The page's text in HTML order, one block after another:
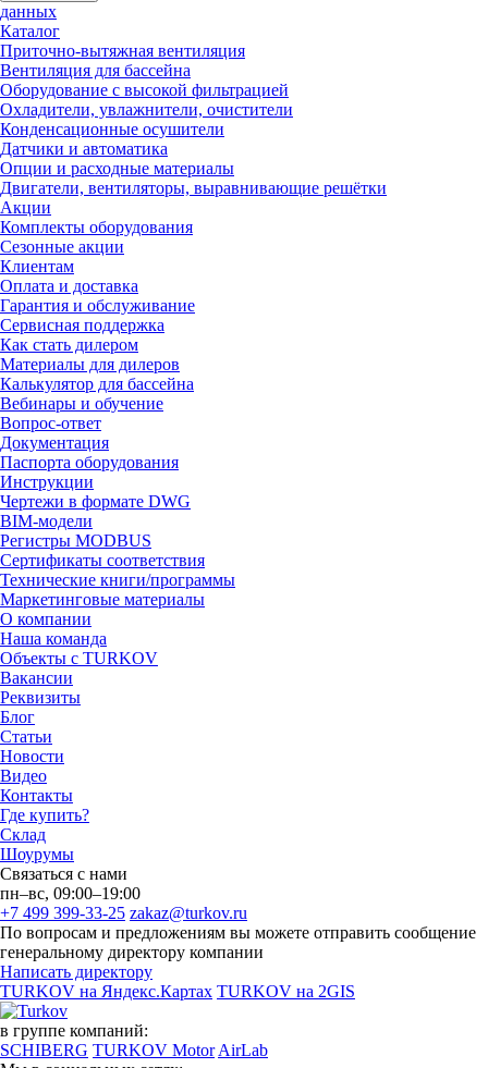
данных
Каталог
Приточно-вытяжная вентиляция
Вентиляция для бассейна
Оборудование с высокой фильтрацией
Охладители, увлажнители, очистители
Конденсационные осушители
Датчики и автоматика
Опции и расходные материалы
Двигатели, вентиляторы, выравнивающие решётки
Акции
Комплекты оборудования
Сезонные акции
Клиентам
Оплата и доставка
Гарантия и обслуживание
Сервисная поддержка
Как стать дилером
Материалы для дилеров
Калькулятор для бассейна
Вебинары и обучение
Вопрос-ответ
Документация
Паспорта оборудования
Инструкции
Чертежи в формате DWG
BIM-модели
Регистры MODBUS
Сертификаты соответствия
Технические книги/программы
Маркетинговые материалы
О компании
Наша команда
Объекты с TURKOV
Вакансии
Реквизиты
Блог
Статьи
Новости
Видео
Контакты
Где купить?
Склад
Шоурумы
Связаться с нами
пн–вс, 09:00–19:00
+7 499 399-33-25 zakaz@turkov.ru
По вопросам и предложениям вы можете отправить сообщение
генеральному директору компании
Написать директору
TURKOV на Яндекс.Картах TURKOV на 2GIS
в группе компаний:
SCHIBERG TURKOV Motor AirLab